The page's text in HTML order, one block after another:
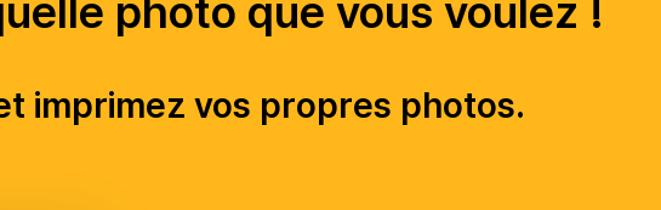
photo que vous voulez !
imprimez vos propres photos.